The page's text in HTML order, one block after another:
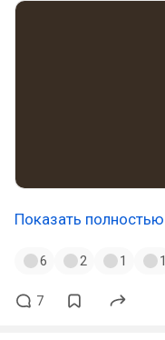
Показать полностью
6 2 1 1
7